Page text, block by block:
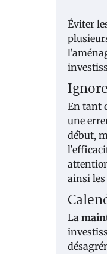
Éviter
En tant
une
début,
ainsi
La